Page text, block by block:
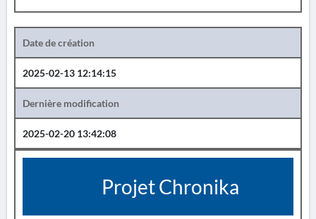
Date de création
2025-02-13 12:14:15
Dernière modification
2025-02-20 13:42:08
Projet Chronika